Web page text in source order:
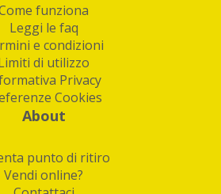
funziona
Leggi le faq
e condizioni
di utilizzo
Privacy
Cookies
About
punto di ritiro
Vendi online?